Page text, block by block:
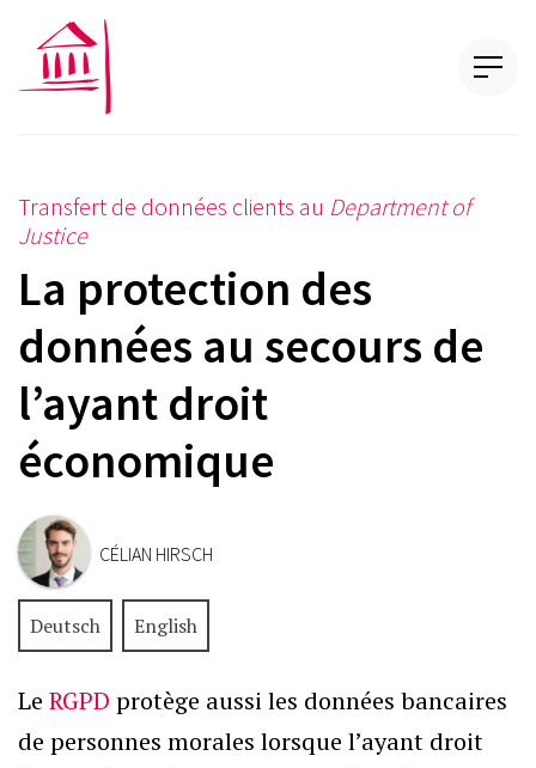
Transfert de données clients au Department of
Justice
La protection des
données au secours de
l’ayant droit
économique
CÉLIAN HIRSCH
Deutsch English
Le RGPD protège aussi les données bancaires
de personnes morales lorsque l’ayant droit